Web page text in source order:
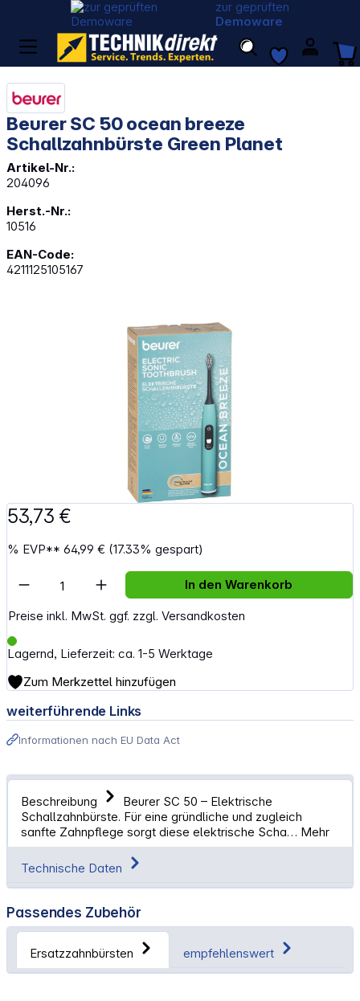
zur geprüften
Demoware
Beurer SC 50 ocean breeze
Schallzahnbürste Green Planet
Artikel-Nr.:
204096
Herst.-Nr.:
10516
EAN-Code:
4211125105167
Bildergalerie überspringen
53,73 €
% EVP**64,99 € (17.33% gespart)
Preise inkl. MwSt. ggf. zzgl. Versandkosten
Lagernd, Lieferzeit: ca. 1-5 Werktage
Artikel Anzahl: Gib den gewünschten
In den Warenkorb
Zum Merkzettel hinzufügen
weiterführende Links
Informationen nach EU Data Act
Beschreibung
Beurer SC 50 – Elektrische
Schallzahnbürste. Für eine gründliche und zugleich
sanfte Zahnpflege sorgt diese elektrische Scha… Mehr
Technische Daten
Passendes Zubehör
Ersatzzahnbürsten empfehlenswert